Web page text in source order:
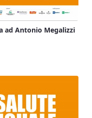
ad Antonio Megalizzi